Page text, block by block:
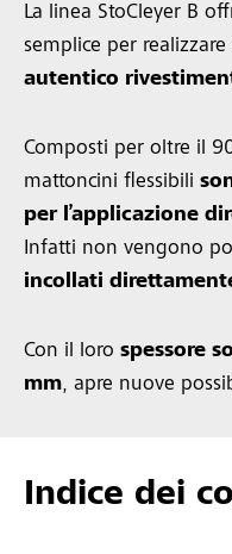
La linea StoCleyer B
semplice per realizzare
autentico
Composti per oltre il
mattoncini flessibili
per l’applicazione
Infatti non vengono
incollati
Con il loro spessore
mm, apre nuove
Indice dei